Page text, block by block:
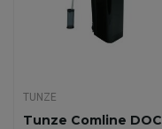
TUNZE
Tunze Comline DOC